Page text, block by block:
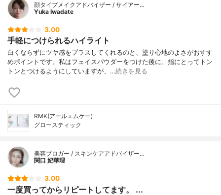
顔タイプメイクアドバイザー / サイアー…
Yuka Iwadate
3.00
手軽につけられるハイライト
白くならずにツヤ感をプラスしてくれるのと、塗り心地のよさがおすす
めポイントです。私はフェイスパウダーをつけた後に、指にとってトン
トンとつけるようにしていますが、…続きを見る
RMK(アールエムケー)
グロースティック
美容ブロガー / スキンケアアドバイザー…
関口 妃華理
3.00
一度買ってからリピートしてます。 ...